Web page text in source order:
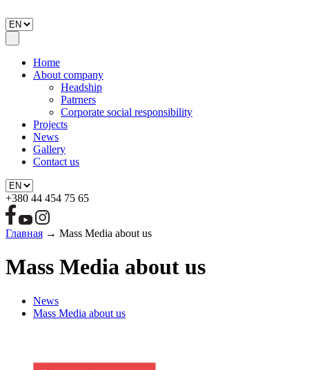
Home
About company
Headship
Patrners
Corporate social responsibility
Projects
News
Gallery
Contact us
+380 44 454 75 65
Главная → Mass Media about us
Mass Media about us
News
Mass Media about us